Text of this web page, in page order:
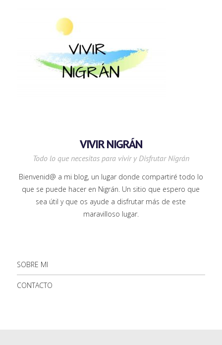
VIVIR NIGRÁN
Todo lo que necesitas para vivir y Disfrutar Nigrán
Bienvenid@ a mi blog, un lugar donde compartiré todo lo
que se puede hacer en Nigrán. Un sitio que espero que
sea útil y que os ayude a disfrutar más de este
maravilloso lugar.
SOBRE MI
CONTACTO